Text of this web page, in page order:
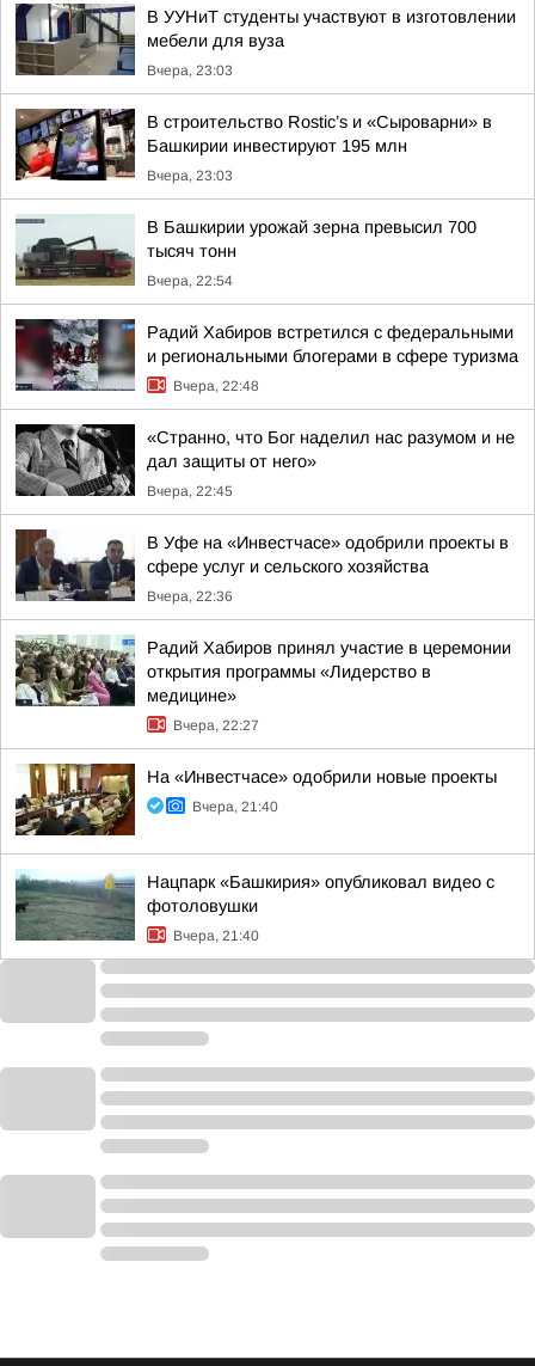
В УУНиТ студенты участвуют в изготовлении
мебели для вуза
Вчера, 23:03
В строительство Rostic’s и «Сыроварни» в
Башкирии инвестируют 195 млн
Вчера, 23:03
В Башкирии урожай зерна превысил 700
тысяч тонн
Вчера, 22:54
Радий Хабиров встретился с федеральными
и региональными блогерами в сфере туризма
Вчера, 22:48
«Странно, что Бог наделил нас разумом и не
дал защиты от него»
Вчера, 22:45
В Уфе на «Инвестчасе» одобрили проекты в
сфере услуг и сельского хозяйства
Вчера, 22:36
Радий Хабиров принял участие в церемонии
открытия программы «Лидерство в
медицине»
Вчера, 22:27
На «Инвестчасе» одобрили новые проекты
Вчера, 21:40
Нацпарк «Башкирия» опубликовал видео с
фотоловушки
Вчера, 21:40